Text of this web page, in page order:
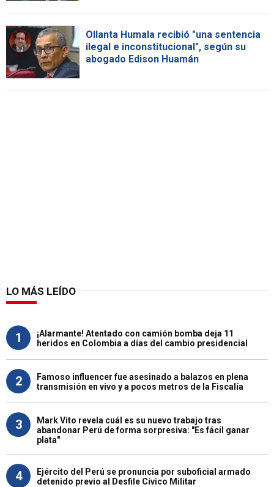
Ollanta Humala recibió "una sentencia
ilegal e inconstitucional", según su
abogado Edison Huamán
LO MÁS LEÍDO
1
¡Alarmante! Atentado con camión bomba deja 11
heridos en Colombia a días del cambio presidencial
2
Famoso influencer fue asesinado a balazos en plena
transmisión en vivo y a pocos metros de la Fiscalía
3
Mark Vito revela cuál es su nuevo trabajo tras
abandonar Perú de forma sorpresiva: "Es fácil ganar
plata"
4
Ejército del Perú se pronuncia por suboficial armado
detenido previo al Desfile Cívico Militar